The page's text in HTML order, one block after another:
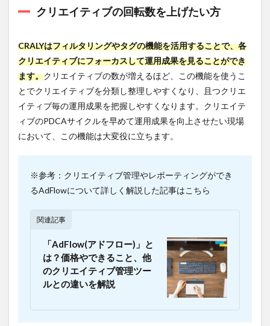
クリエイティブの回転数を上げたい方
CRALYはフィルタリングやタグの機能を活用することで、各
クリエイティブにフォーカスして運用成果を見ることができ
ます。クリエイティブの数が増えるほど、この機能を使うこ
とでクリエイティブを分類し整理しやすくなり、且つクリエ
イティブ毎の運用成果を把握しやすくなります。クリエイテ
ィブのPDCAサイクルを早めて運用成果を向上させたい現場
において、この機能は大変役に立ちます。
※参考：クリエイティブ管理やレポーティングができ
るAdFlowについて詳しく解説した記事はこちら
関連記事
「AdFlow(アドフロー)」と
は？価格やできること、他
のクリエイティブ管理ツー
ルとの違いを解説